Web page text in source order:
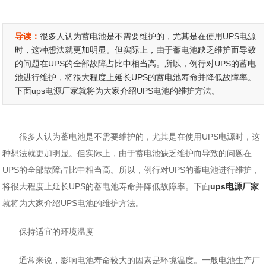
导读：很多人认为蓄电池是不需要维护的，尤其是在使用UPS电源
时，这种想法就更加明显。但实际上，由于蓄电池缺乏维护而导致
的问题在UPS的全部故障占比中相当高。所以，例行对UPS的蓄电
池进行维护，将很大程度上延长UPS的蓄电池寿命并降低故障率。
下面ups电源厂家就将为大家介绍UPS电池的维护方法。
很多人认为蓄电池是不需要维护的，尤其是在使用UPS电源时，这
种想法就更加明显。但实际上，由于蓄电池缺乏维护而导致的问题在
UPS的全部故障占比中相当高。所以，例行对UPS的蓄电池进行维护，
将很大程度上延长UPS的蓄电池寿命并降低故障率。下面ups电源厂家
就将为大家介绍UPS电池的维护方法。
保持适宜的环境温度
通常来说，影响电池寿命较大的因素是环境温度。一般电池生产厂